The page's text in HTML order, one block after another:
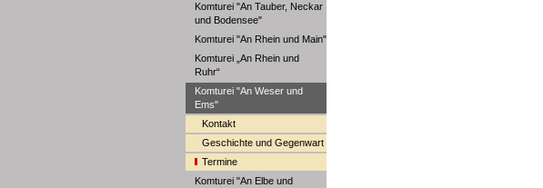
Komturei "An Tauber, Neckar
und Bodensee"
Komturei "An Rhein und Main"
Komturei „An Rhein und
Ruhr“
Komturei "An Weser und
Ems"
Kontakt
Geschichte und Gegenwart
Termine
Komturei "An Elbe und